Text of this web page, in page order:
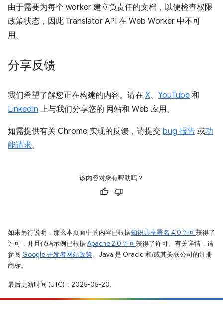
由于需要为每个 worker 建立负责任的文档，以便检查权限
政策状态，因此 Translator API 在 Web Worker 中不可
用。
分享反馈
我们希望了解您正在构建的内容。请在 X、 YouTube 和
LinkedIn 上与我们分享您的 网站和 Web 应用。
如需提供有关 Chrome 实现的反馈，请提交 bug 报告 或功
能请求。
该内容对您有帮助吗？
如未另行说明，那么本页面中的内容已根据知识共享署名 4.0 许可获得了
许可，并且代码示例已根据Apache 2.0 许可获得了许可。有关详情，请
参阅 Google 开发者网站政策。Java 是 Oracle 和/或其关联公司的注册
商标。
最后更新时间 (UTC)：2025-05-20。